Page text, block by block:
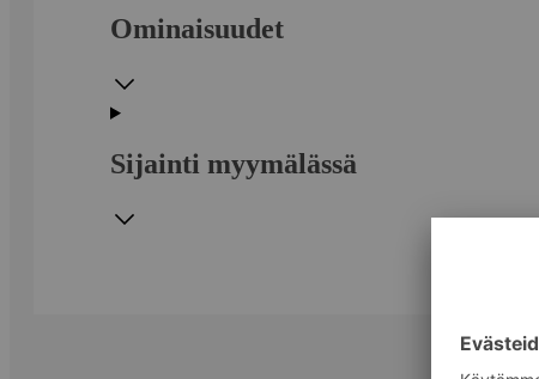
Ominaisuudet
Sijainti myymälässä